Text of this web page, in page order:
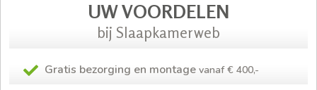
UW VOORDELEN
bij Slaapkamerweb
Gratis bezorging en montage vanaf € 400,-